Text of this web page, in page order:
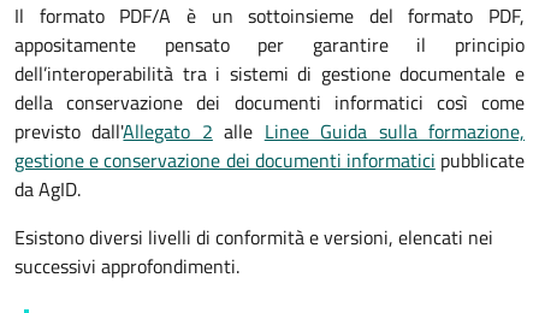
Il formato PDF/A è un sottoinsieme del formato PDF,
appositamente pensato per garantire il principio
dell’interoperabilità tra i sistemi di gestione documentale e
della conservazione dei documenti informatici così come
previsto dall'Allegato 2 alle Linee Guida sulla formazione,
gestione e conservazione dei documenti informatici pubblicate
da AgID.
Esistono diversi livelli di conformità e versioni, elencati nei
successivi approfondimenti.